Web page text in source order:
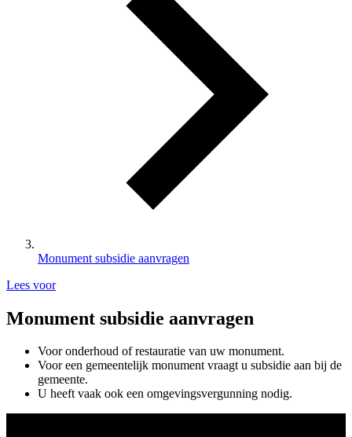
Monument subsidie aanvragen
Lees voor
Monument subsidie aanvragen
Voor onderhoud of restauratie van uw monument.
Voor een gemeentelijk monument vraagt u subsidie aan bij de
gemeente.
U heeft vaak ook een omgevingsvergunning nodig.